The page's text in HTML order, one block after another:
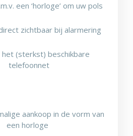
een ‘horloge’ om uw pols
zichtbaar bij alarmering
(sterkst) beschikbare
telefoonnet
aankoop in de vorm van
een horloge